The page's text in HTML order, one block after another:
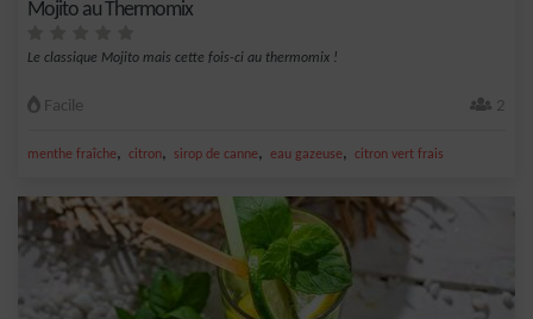
Mojito au Thermomix
Le classique Mojito mais cette fois-ci au thermomix !
Facile 2
menthe fraîche, citron, sirop de canne, eau gazeuse, citron vert frais